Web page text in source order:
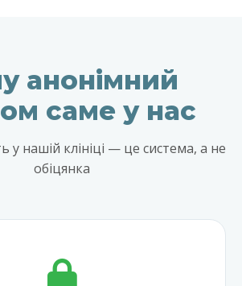
анонімний
саме у нас
у нашій клініці — це система, а не
обіцянка